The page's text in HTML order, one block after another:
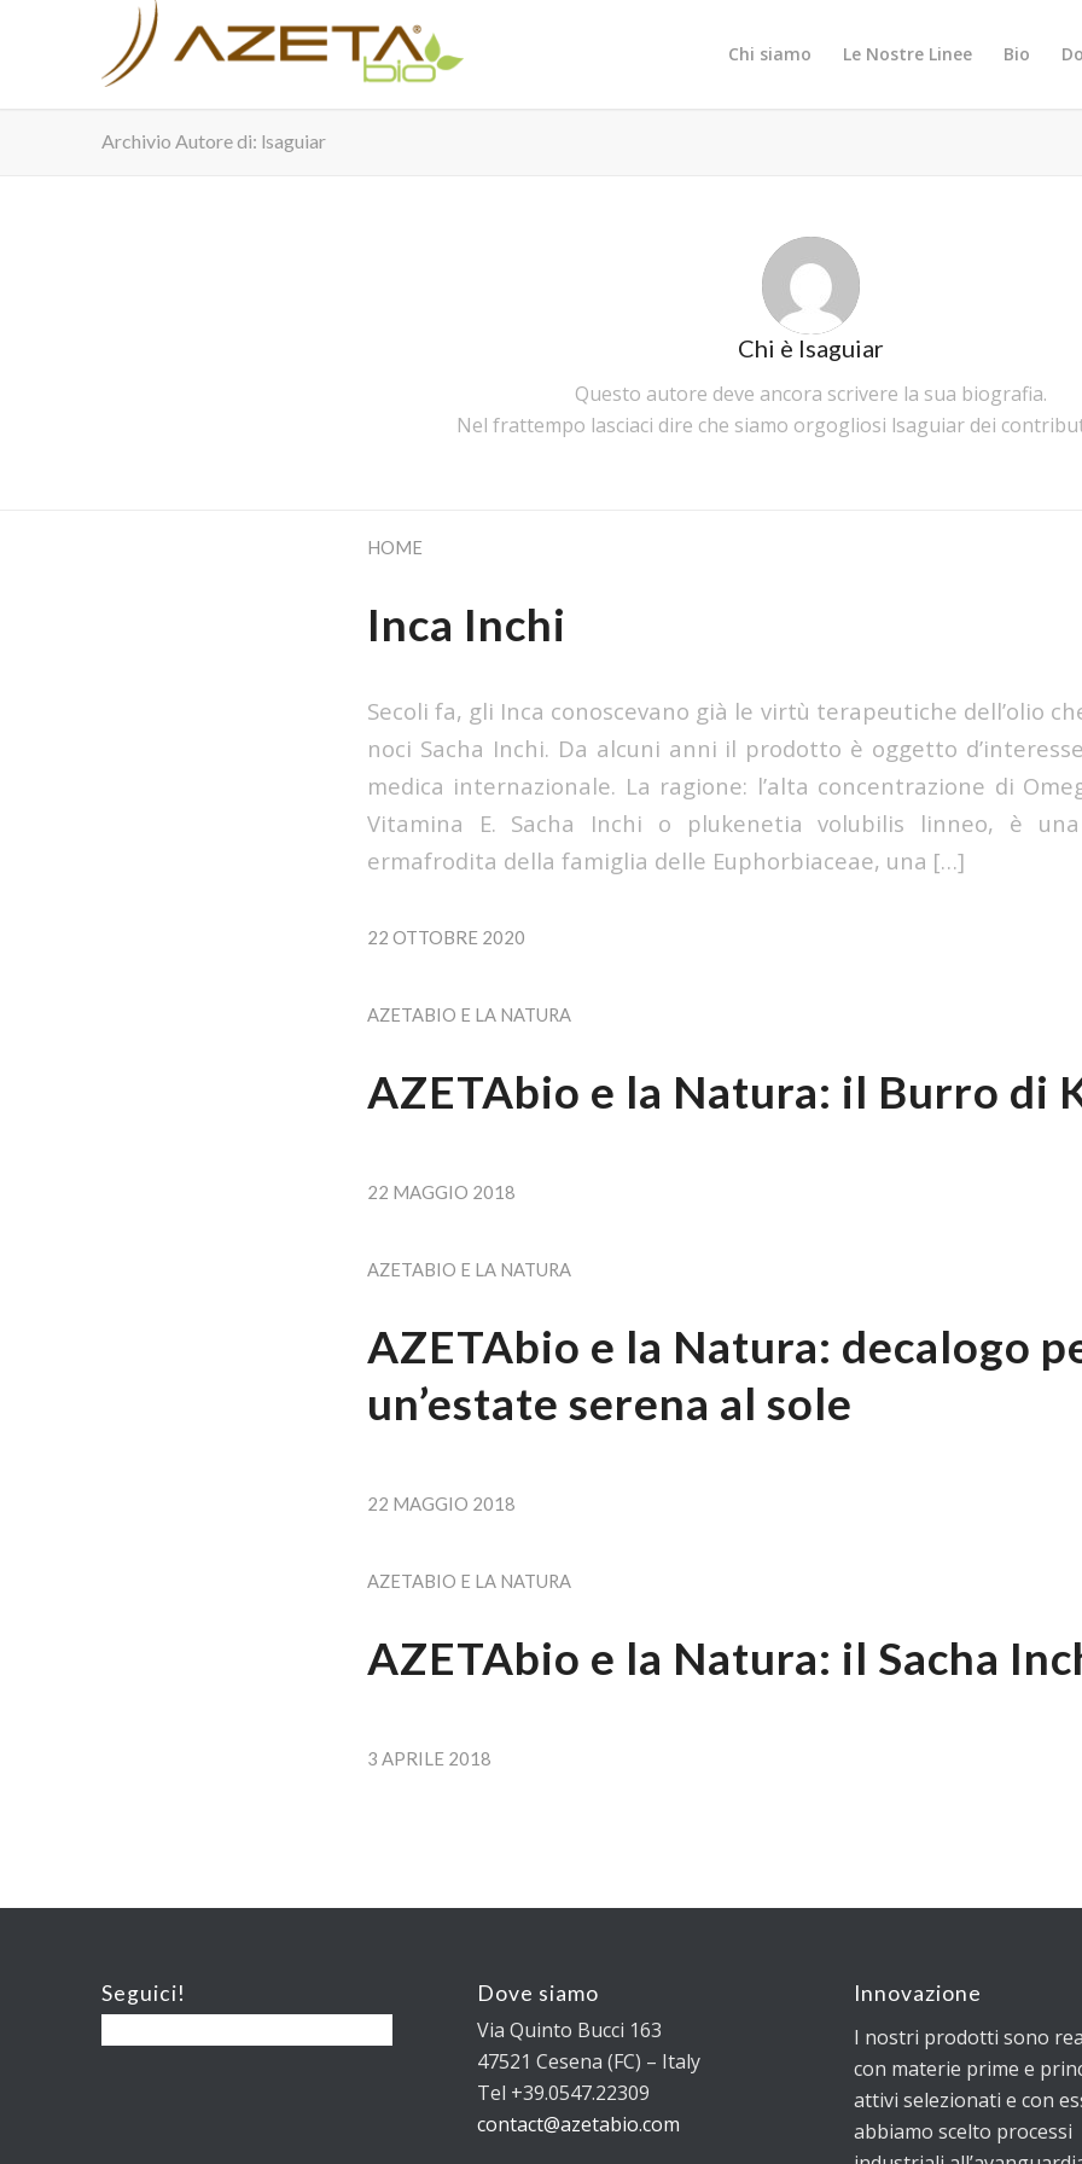
Chi siamo Le Nostre Linee Bio
Archivio Autore di: lsaguiar
Chi è lsaguiar
Questo autore deve ancora scrivere la sua biografia.
Nel frattempo lasciaci dire che siamo orgogliosi lsaguiar dei
HOME
Inca Inchi
Secoli fa, gli Inca conoscevano già le virtù terapeutiche dell’olio
noci Sacha Inchi. Da alcuni anni il prodotto è oggetto
medica internazionale. La ragione: l’alta concentrazione di
Vitamina E. Sacha Inchi o plukenetia volubilis linneo, è
ermafrodita della famiglia delle Euphorbiaceae, una […]
22 OTTOBRE 2020
AZETABIO E LA NATURA
AZETAbio e la Natura: il Burro di
22 MAGGIO 2018
AZETABIO E LA NATURA
AZETAbio e la Natura: decalogo
un’estate serena al sole
22 MAGGIO 2018
AZETABIO E LA NATURA
AZETAbio e la Natura: il Sacha
3 APRILE 2018
Seguici! Dove siamo
Via Quinto Bucci 163
47521 Cesena (FC) – Italy
Tel +39.0547.22309
contact@azetabio.com
Innovazione
I nostri prodotti sono
con materie prime e
attivi selezionati e con
abbiamo scelto processi